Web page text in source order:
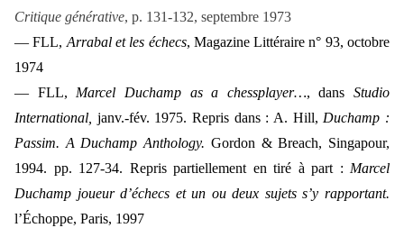
Critique générative, p. 131-132, septembre 1973
— FLL, Arrabal et les échecs, Magazine Littéraire n° 93, octobre
1974
— FLL, Marcel Duchamp as a chessplayer…, dans Studio
International, janv.-fév. 1975. Repris dans : A. Hill, Duchamp :
Passim. A Duchamp Anthology. Gordon & Breach, Singapour,
1994. pp. 127-34. Repris partiellement en tiré à part : Marcel
Duchamp joueur d’échecs et un ou deux sujets s’y rapportant.
l’Échoppe, Paris, 1997